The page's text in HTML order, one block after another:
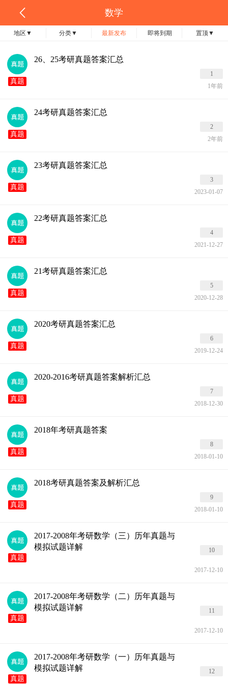
数学
地区 ▼ 分类▼ 最新发布 即将到期 置顶▼
真题
26、25考研真题答案汇总
1
1年前
真题
24考研真题答案汇总
2
2年前
真题
23考研真题答案汇总
3
2023-01-07
真题
22考研真题答案汇总
4
2021-12-27
真题
21考研真题答案汇总
5
2020-12-28
真题
2020考研真题答案汇总
6
2019-12-24
真题
2020-2016考研真题答案解析汇总
7
2018-12-30
真题
2018年考研真题答案
8
2018-01-10
真题
2018考研真题答案及解析汇总
9
2018-01-10
真题
2017-2008年考研数学（三）历年真题与
模拟试题详解
10
2017-12-10
真题
2017-2008年考研数学（二）历年真题与
模拟试题详解
11
2017-12-10
真题
2017-2008年考研数学（一）历年真题与
模拟试题详解
12